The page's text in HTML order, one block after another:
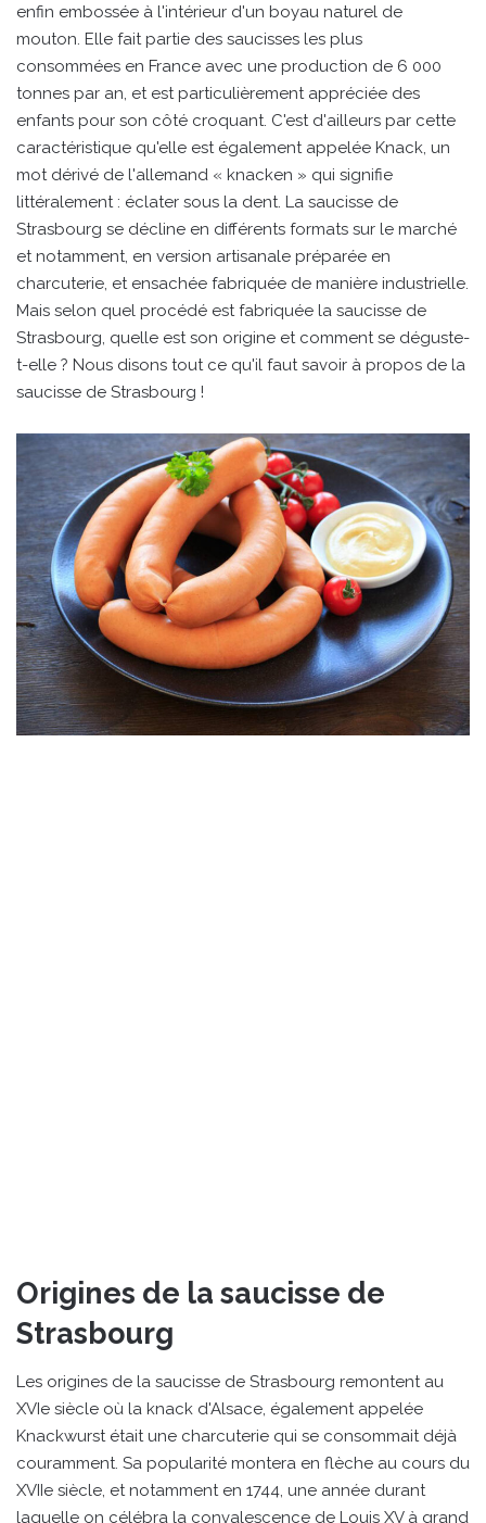
enfin embossée à l'intérieur d'un boyau naturel de
mouton. Elle fait partie des saucisses les plus
consommées en France avec une production de 6 000
tonnes par an, et est particulièrement appréciée des
enfants pour son côté croquant. C'est d'ailleurs par cette
caractéristique qu'elle est également appelée Knack, un
mot dérivé de l'allemand « knacken » qui signifie
littéralement : éclater sous la dent. La saucisse de
Strasbourg se décline en différents formats sur le marché
et notamment, en version artisanale préparée en
charcuterie, et ensachée fabriquée de manière industrielle.
Mais selon quel procédé est fabriquée la saucisse de
Strasbourg, quelle est son origine et comment se déguste-
t-elle ? Nous disons tout ce qu'il faut savoir à propos de la
saucisse de Strasbourg !
Origines de la saucisse de
Strasbourg
Les origines de la saucisse de Strasbourg remontent au
XVIe siècle où la knack d'Alsace, également appelée
Knackwurst était une charcuterie qui se consommait déjà
couramment. Sa popularité montera en flèche au cours du
XVIIe siècle, et notamment en 1744, une année durant
laquelle on célébra la convalescence de Louis XV à grand